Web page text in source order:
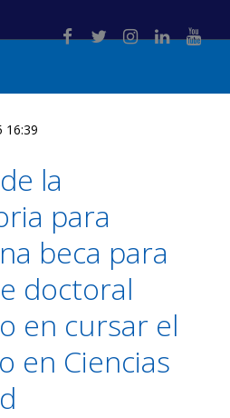
16:39
la
para
beca para
doctoral
en cursar el
en Ciencias